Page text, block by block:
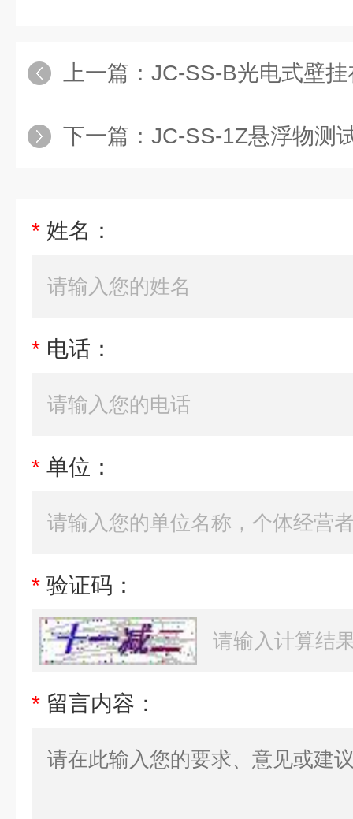
上一篇： JC-SS-B光电式壁
下一篇： JC-SS-1Z悬浮物测
* 姓名：
* 电话：
* 单位：
* 验证码：
* 留言内容：